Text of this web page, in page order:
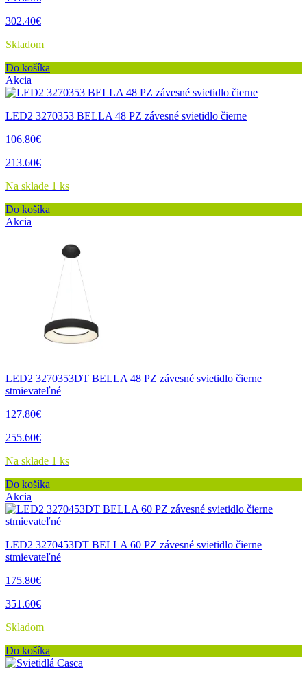
302.40€
Skladom
Do košíka
Akcia
LED2 3270353 BELLA 48 PZ závesné svietidlo čierne
106.80€
213.60€
Na sklade 1 ks
Do košíka
Akcia
LED2 3270353DT BELLA 48 PZ závesné svietidlo čierne
stmievateľné
127.80€
255.60€
Na sklade 1 ks
Do košíka
Akcia
LED2 3270453DT BELLA 60 PZ závesné svietidlo čierne
stmievateľné
175.80€
351.60€
Skladom
Do košíka